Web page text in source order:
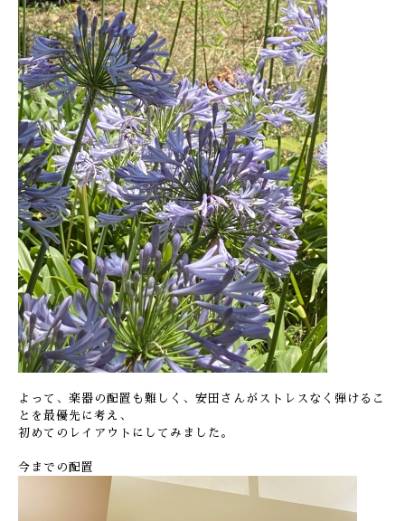
よって、楽器の配置も難しく、安田さんがストレスなく弾けるこ
とを最優先に考え、
初めてのレイアウトにしてみました。
今までの配置